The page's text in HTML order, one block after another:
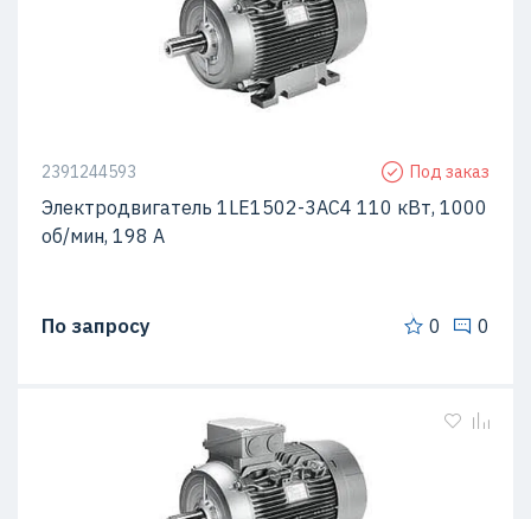
2391244593 Под заказ
Электродвигатель 1LE1502-3AC4 110 кВт, 1000
об/мин, 198 A
По запросу 0 0